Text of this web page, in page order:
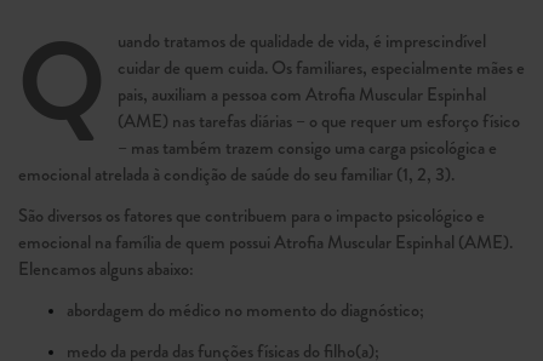
Q
uando tratamos de qualidade de vida, é imprescindível
cuidar de quem cuida. Os familiares, espe­cialmente mães e
pais, auxiliam a pessoa com Atrofia Muscular Espinhal
(AME) nas tarefas diárias – o que requer um esforço físico
– mas também trazem consigo uma carga psicológica e
emocional atrelada à condição de saúde do seu familiar (1, 2, 3).
São diversos os fatores que contribuem para o impacto psicológico e
emocional na família de quem possui Atrofia Muscular Espinhal (AME).
Elencamos alguns abaixo:
abordagem do médico no momento do diagnósti­co;
medo da perda das funções físicas do filho(a);